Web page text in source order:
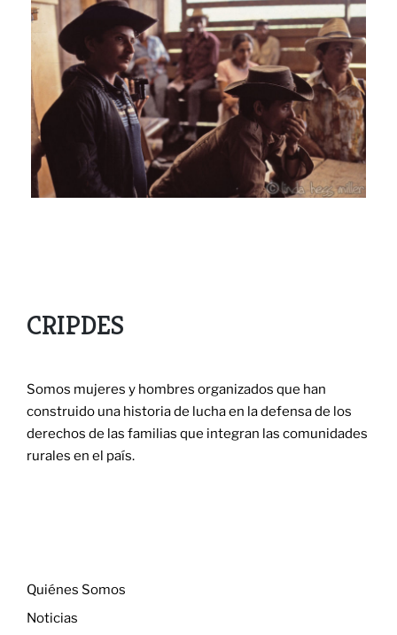
CRIPDES
Somos mujeres y hombres organizados que han
construido una historia de lucha en la defensa de los
derechos de las familias que integran las comunidades
rurales en el país.
Quiénes Somos
Noticias